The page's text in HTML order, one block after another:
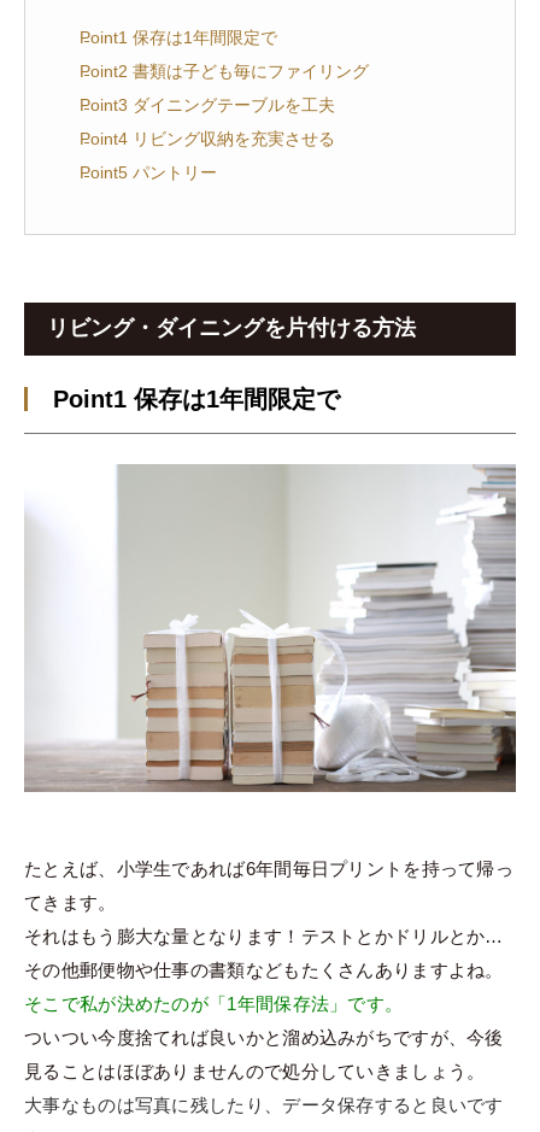
Point1 保存は1年間限定で
Point2 書類は子ども毎にファイリング
Point3 ダイニングテーブルを工夫
Point4 リビング収納を充実させる
Point5 パントリー
リビング・ダイニングを片付ける方法
Point1 保存は1年間限定で
たとえば、小学生であれば6年間毎日プリントを持って帰っ
てきます。
それはもう膨大な量となります！テストとかドリルとか…
その他郵便物や仕事の書類などもたくさんありますよね。
そこで私が決めたのが「1年間保存法」です。
ついつい今度捨てれば良いかと溜め込みがちですが、今後
見ることはほぼありませんので処分していきましょう。
大事なものは写真に残したり、データ保存すると良いです